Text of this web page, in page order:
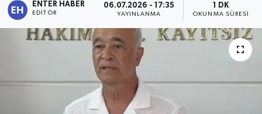
ENTER HABER
EDITÖR
06.07.2026 - 17:35
YAYINLANMA
1 DK
OKUNMA SÜRESI